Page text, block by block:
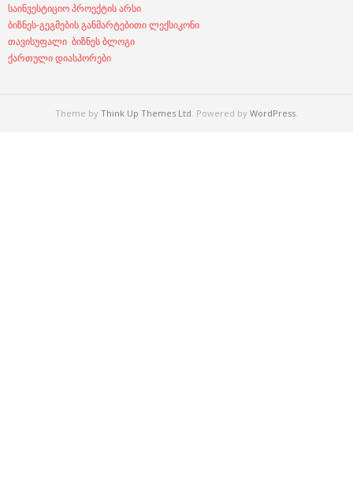
საინვესტიციო პროექტის არსი
ბიზნეს-გეგმების განმარტებითი ლექსიკონი
თავისუფალი ბიზნეს ბლოგი
ქართული დიასპორები
Theme by Think Up Themes Ltd . Powered by WordPress